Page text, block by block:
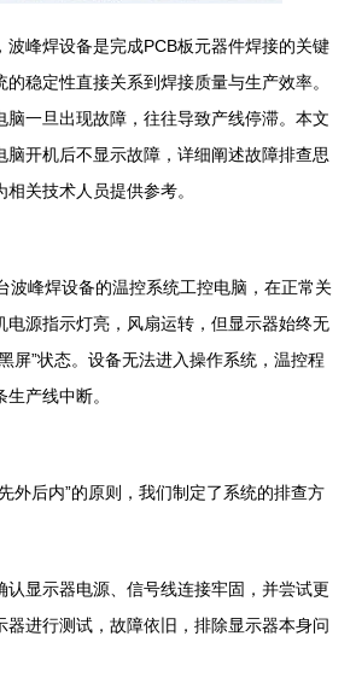
波峰焊设备是完成PCB板元器件焊接的关键
稳定性直接关系到焊接质量与生产效率。
脑一旦出现故障，往往导致产线停滞。本文
脑开机后不显示故障，详细阐述故障排查思
关技术人员提供参考。
波峰焊设备的温控系统工控电脑，在正常关
电源指示灯亮，风扇运转，但显示器始终无
屏”状态。设备无法进入操作系统，温控程
产线中断。
外后内”的原则，我们制定了系统的排查方
认显示器电源、信号线连接牢固，并尝试更
器进行测试，故障依旧，排除显示器本身问